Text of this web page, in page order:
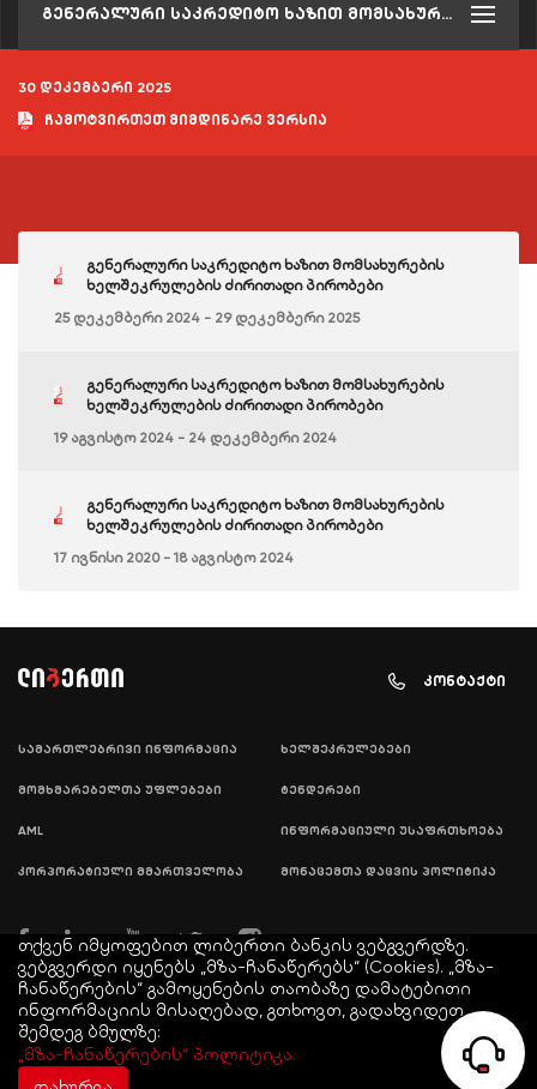
გენერალური საკრედიტო ხაზით მომსახურების ხელშეკრულების ძირითადი პირობები
30 დეკემბერი 2025
ჩამოტვირთეთ მიმდინარე ვერსია
გენერალური საკრედიტო ხაზით მომსახურების
ხელშეკრულების ძირითადი პირობები
25 დეკემბერი 2024 - 29 დეკემბერი 2025
გენერალური საკრედიტო ხაზით მომსახურების
ხელშეკრულების ძირითადი პირობები
19 აგვისტო 2024 - 24 დეკემბერი 2024
გენერალური საკრედიტო ხაზით მომსახურების
ხელშეკრულების ძირითადი პირობები
17 ივნისი 2020 - 18 აგვისტო 2024
კონტაქტი
სამართლებრივი ინფორმაცია ხელშეკრულებები
მომხმარებელთა უფლებები ტენდერები
AML ინფორმაციული უსაფრთხოება
კორპორატიული მმართველობა მონაცემთა დაცვის პოლიტიკა
© COPYRIGHT LIBERTY 2021
თქვენ იმყოფებით ლიბერთი ბანკის ვებგვერდზე.
ვებგვერდი იყენებს „მზა-ჩანაწერებს“ (Cookies). „მზა-
ჩანაწერების“ გამოყენების თაობაზე დამატებითი
ინფორმაციის მისაღებად, გთხოვთ, გადახვიდეთ
შემდეგ ბმულზე:
„მზა-ჩანაწერების“ პოლიტიკა.